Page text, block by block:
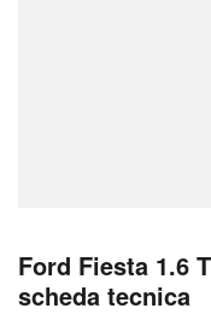
Ford Fiesta 1.6
scheda tecnica